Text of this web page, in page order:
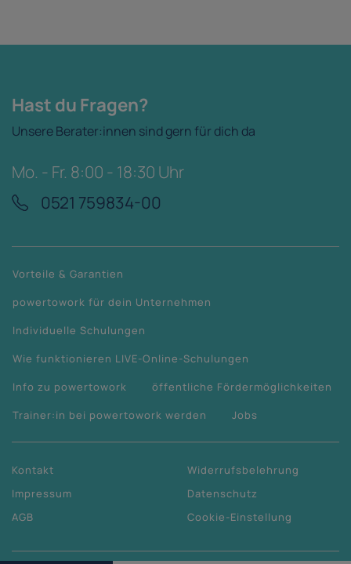
Hast du Fragen?
Unsere Berater:innen sind gern für dich da
Mo. - Fr. 8:00 - 18:30 Uhr
0521 759834-00
Vorteile & Garantien
powertowork für dein Unternehmen
Individuelle Schulungen
Wie funktionieren LIVE-Online-Schulungen
Info zu powertowork
öffentliche Fördermöglichkeiten
Trainer:in bei powertowork werden
Jobs
Kontakt
Impressum
AGB
Widerrufsbelehrung
Datenschutz
Cookie-Einstellung